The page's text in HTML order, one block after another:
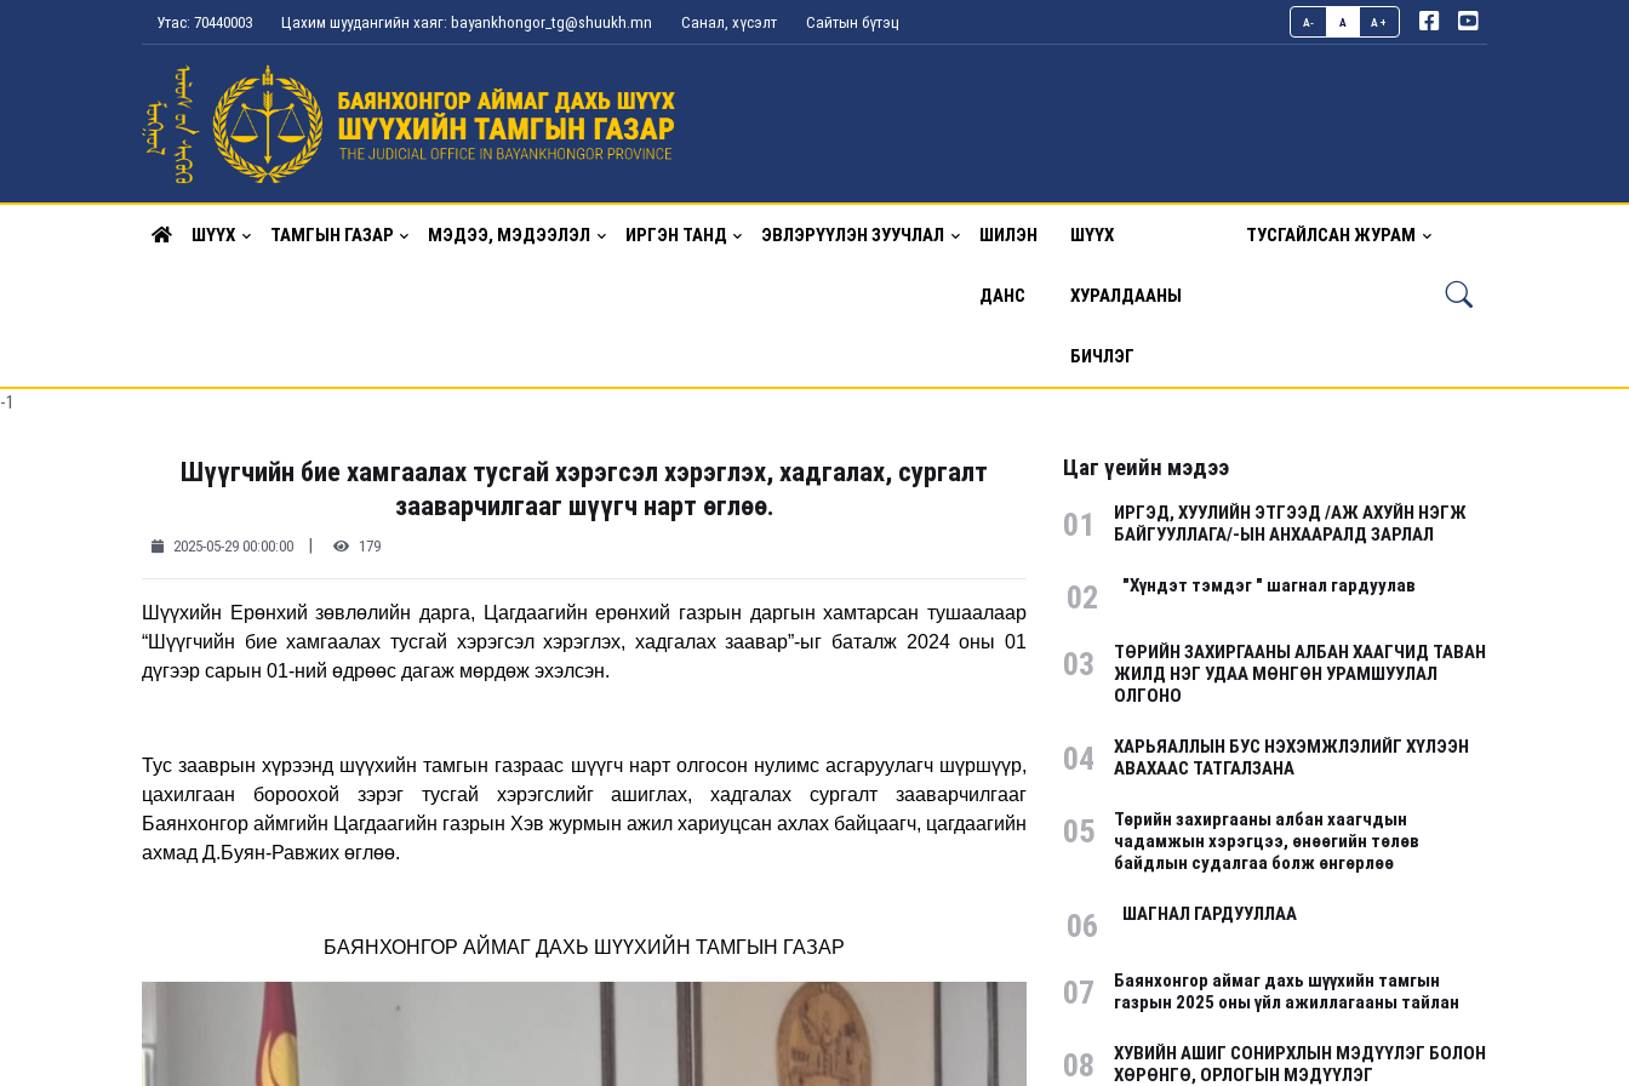
Утас: 70440003 Цахим шуудангийн хаяг: bayankhongor_tg@shuukh.mn Санал, хүсэлт Сайтын бүтэц A- A A+
ШҮҮХ ТАМГЫН ГАЗАР МЭДЭЭ, МЭДЭЭЛЭЛ ИРГЭН ТАНД ЭВЛЭРҮҮЛЭН ЗУУЧЛАЛ ШИЛЭН
ДАНС
ШҮҮХ
ХУРАЛДААНЫ
БИЧЛЭГ
ТУСГАЙЛСАН ЖУРАМ
-1
Шүүгчийн бие хамгаалах тусгай хэрэгсэл хэрэглэх, хадгалах, сургалт
зааварчилгааг шүүгч нарт өглөө.
2025-05-29 00:00:00 | 179
Шүүхийн Ерөнхий зөвлөлийн дарга, Цагдаагийн ерөнхий газрын даргын хамтарсан тушаалаар
“Шүүгчийн бие хамгаалах тусгай хэрэгсэл хэрэглэх, хадгалах заавар”-ыг баталж 2024 оны 01
дүгээр сарын 01-ний өдрөөс дагаж мөрдөж эхэлсэн.
Тус зааврын хүрээнд шүүхийн тамгын газраас шүүгч нарт олгосон нулимс асгаруулагч шүршүүр,
цахилгаан бороохой зэрэг тусгай хэрэгслийг ашиглах, хадгалах сургалт зааварчилгааг
Баянхонгор аймгийн Цагдаагийн газрын Хэв журмын ажил хариуцсан ахлах байцаагч, цагдаагийн
ахмад Д.Буян-Равжих өглөө.
БАЯНХОНГОР АЙМАГ ДАХЬ ШҮҮХИЙН ТАМГЫН ГАЗАР
Цаг үеийн мэдээ
01
ИРГЭД, ХУУЛИЙН ЭТГЭЭД /АЖ АХУЙН НЭГЖ
БАЙГУУЛЛАГА/-ЫН АНХААРАЛД ЗАРЛАЛ
02 "Хүндэт тэмдэг " шагнал гардуулав
03
ТӨРИЙН ЗАХИРГААНЫ АЛБАН ХААГЧИД ТАВАН
ЖИЛД НЭГ УДАА МӨНГӨН УРАМШУУЛАЛ
ОЛГОНО
04
ХАРЬЯАЛЛЫН БУС НЭХЭМЖЛЭЛИЙГ ХҮЛЭЭН
АВАХААС ТАТГАЛЗАНА
05
Төрийн захиргааны албан хаагчдын
чадамжын хэрэгцээ, өнөөгийн төлөв
байдлын судалгаа болж өнгөрлөө
06 ШАГНАЛ ГАРДУУЛЛАА
07
Баянхонгор аймаг дахь шүүхийн тамгын
газрын 2025 оны үйл ажиллагааны тайлан
08
ХУВИЙН АШИГ СОНИРХЛЫН МЭДҮҮЛЭГ БОЛОН
ХӨРӨНГӨ, ОРЛОГЫН МЭДҮҮЛЭГ